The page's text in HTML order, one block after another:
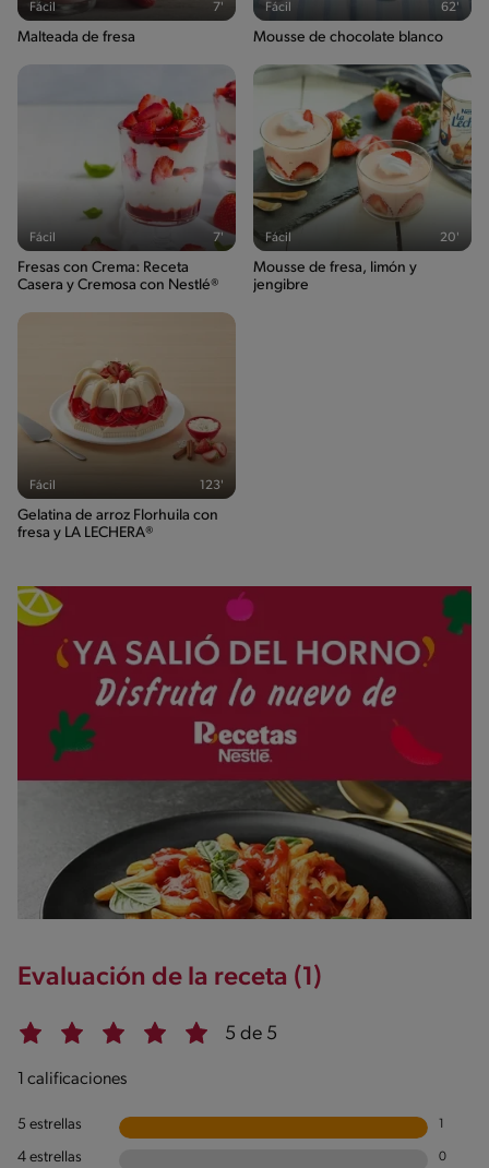
Fácil 7'
Malteada de fresa
Fácil 62'
Mousse de chocolate blanco
Fácil 7'
Fresas con Crema: Receta
Casera y Cremosa con Nestlé®
Fácil 20'
Mousse de fresa, limón y
jengibre
Fácil 123'
Gelatina de arroz Florhuila con
fresa y LA LECHERA®
Evaluación de la receta (1)
5 de 5
1 calificaciones
5 estrellas
4 estrellas 0